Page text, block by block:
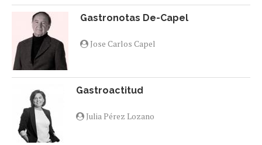
Gastronotas De-Capel
Jose Carlos Capel
Gastroactitud
Julia Pérez Lozano